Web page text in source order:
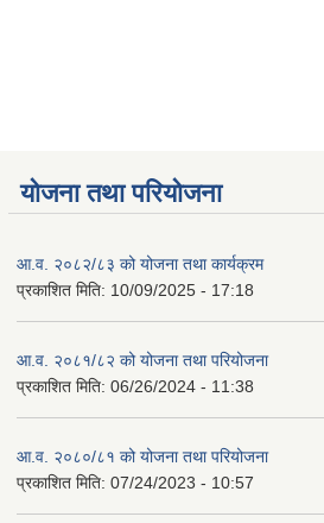
योजना तथा परियोजना
आ.व. २०८२/८३ को योजना तथा कार्यक्रम
प्रकाशित मिति: 10/09/2025 - 17:18
आ.व. २०८१/८२ को योजना तथा परियोजना
प्रकाशित मिति: 06/26/2024 - 11:38
आ.व. २०८०/८१ को योजना तथा परियोजना
प्रकाशित मिति: 07/24/2023 - 10:57